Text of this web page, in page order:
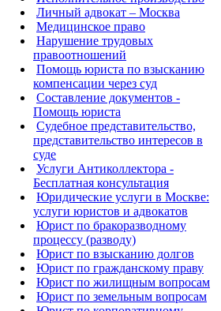
Личный адвокат – Москва
Медицинское право
Нарушение трудовых
правоотношений
Помощь юриста по взысканию
компенсации через суд
Составление документов -
Помощь юриста
Судебное представительство,
представительство интересов в
суде
Услуги Антиколлектора -
Бесплатная консультация
Юридические услуги в Москве:
услуги юристов и адвокатов
Юрист по бракоразводному
процессу (разводу)
Юрист по взысканию долгов
Юрист по гражданскому праву
Юрист по жилищным вопросам
Юрист по земельным вопросам